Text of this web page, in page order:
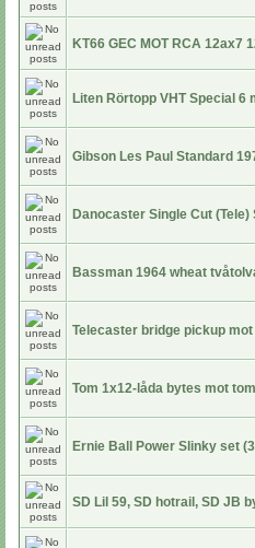
KT66 GEC MOT RCA 12ax7
Liten Rörtopp VHT Special 6
Gibson Les Paul Standard
Danocaster Single Cut (Tele)
Bassman 1964 wheat
Telecaster bridge pickup
Tom 1x12-låda bytes mot
Ernie Ball Power Slinky set
SD Lil 59, SD hotrail, SD JB